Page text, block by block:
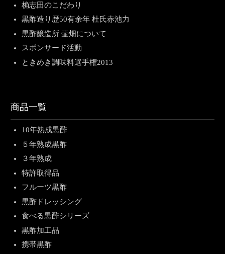
桷志田のこだわり
黒酢造り歴50有余年 杜氏赤池力
黒酢醸造所 壷畑について
スポンサード活動
ときめき調味料選手権2013
商品一覧
10年熟成黒酢
５年熟成黒酢
３年熟成
特許取得品
フルーツ黒酢
黒酢ドレッシング
食べる黒酢シリーズ
黒酢加工品
携帯黒酢